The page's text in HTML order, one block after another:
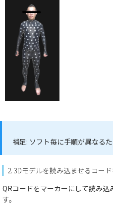
補足: ソフト毎に手順が異なるた
2. 3Dモデルを読み込ませるコー
QRコードをマーカーにして読み
す。